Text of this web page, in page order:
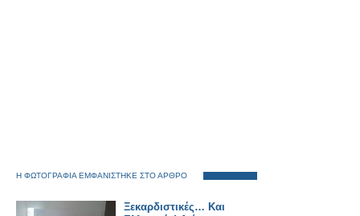
Η ΦΩΤΟΓΡΑΦΙΑ ΕΜΦΑΝΙΣΤΗΚΕ ΣΤΟ ΑΡΘΡΟ
Ξεκαρδιστικές… Και